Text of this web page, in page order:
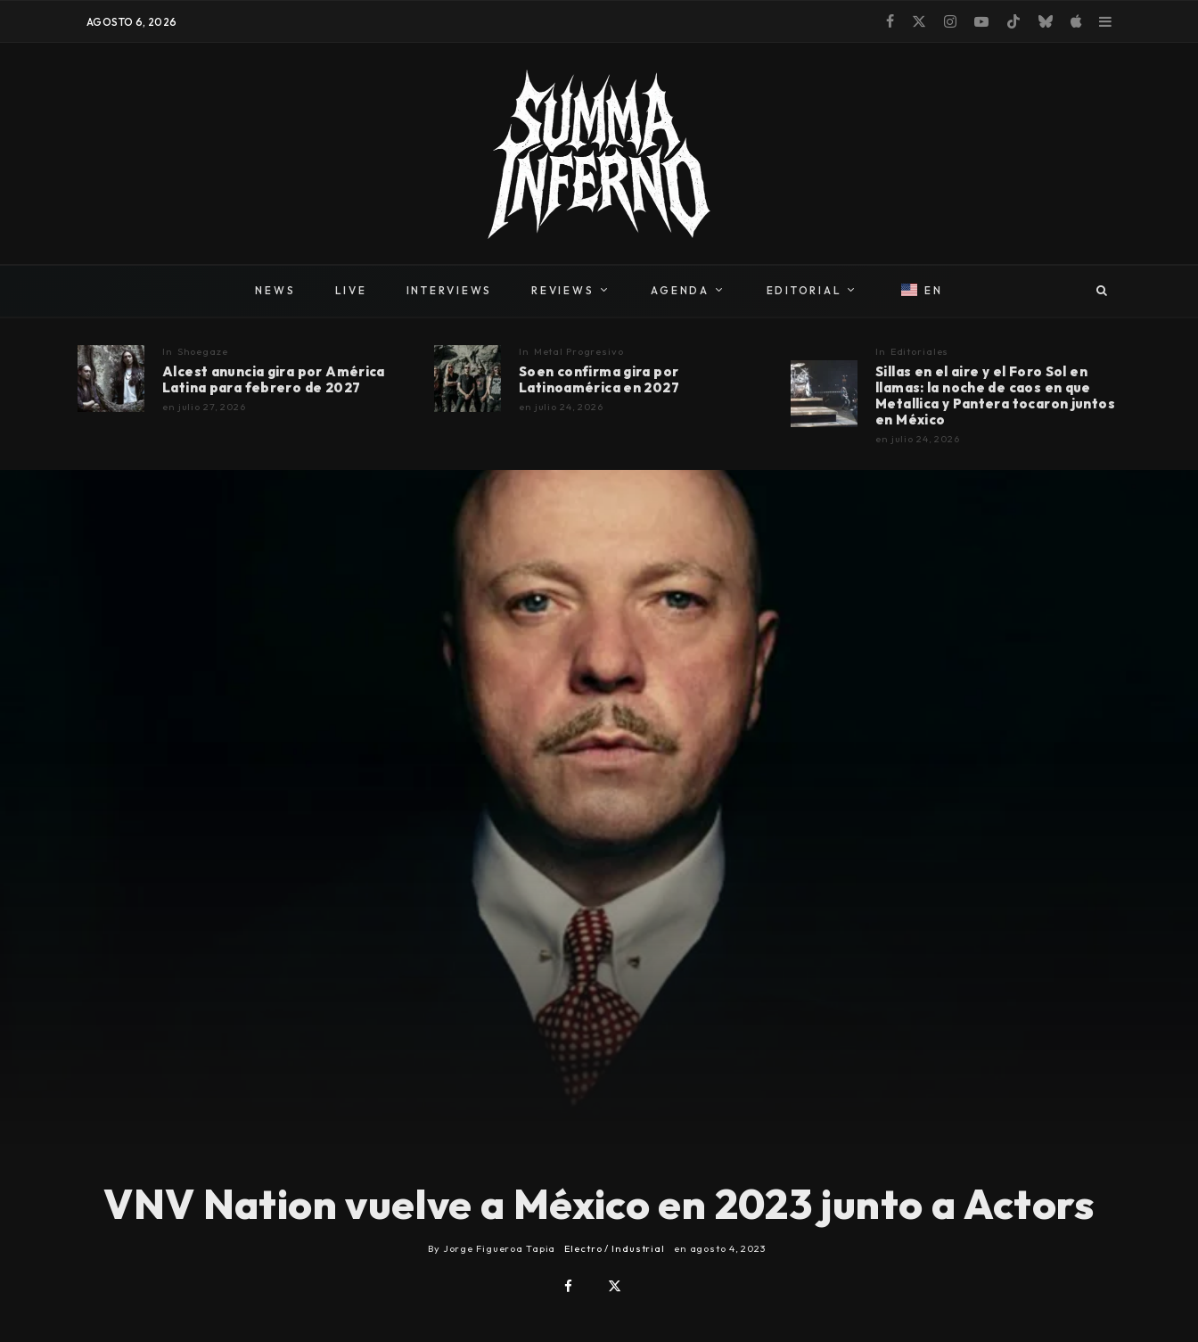
AGOSTO 6, 2026
NEWS LIVE INTERVIEWS REVIEWS AGENDA EDITORIAL EN
In Shoegaze
Alcest anuncia gira por América
Latina para febrero de 2027
en julio 27, 2026
In Metal Progresivo
Soen confirma gira por
Latinoamérica en 2027
en julio 24, 2026
In Editoriales
Sillas en el aire y el Foro Sol en
llamas: la noche de caos en que
Metallica y Pantera tocaron juntos
en México
en julio 24, 2026
VNV Nation vuelve a México en 2023 junto a Actors
By Jorge Figueroa Tapia Electro / Industrial en agosto 4, 2023